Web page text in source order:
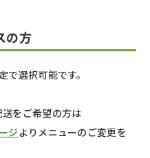
の方
選択可能です。
をご希望の方は
ジよりメニューのご変更を